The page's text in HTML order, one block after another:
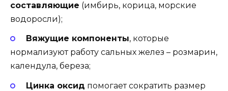
составляющие (имбирь, корица, морские
водоросли);
Вяжущие компоненты, которые
нормализуют работу сальных желез – розмарин,
календула, береза;
Цинка оксид помогает сократить размер